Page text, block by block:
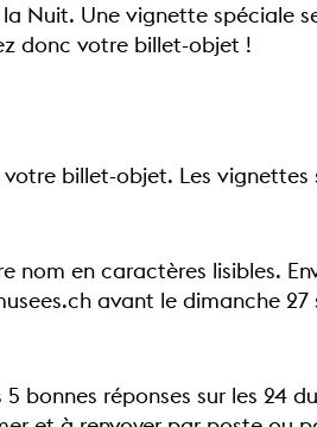
Nuit. Une vignette spéciale
donc votre billet-objet !
billet-objet. Les vignettes
en caractères lisibles.
avant le dimanche 27
bonnes réponses sur les 24 du